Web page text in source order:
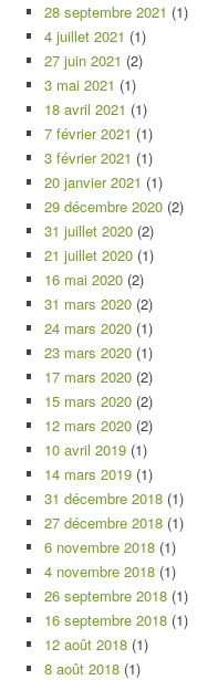
28 septembre 2021 (1)
4 juillet 2021 (1)
27 juin 2021 (2)
3 mai 2021 (1)
18 avril 2021 (1)
7 février 2021 (1)
3 février 2021 (1)
20 janvier 2021 (1)
29 décembre 2020 (2)
31 juillet 2020 (2)
21 juillet 2020 (1)
16 mai 2020 (2)
31 mars 2020 (2)
24 mars 2020 (1)
23 mars 2020 (1)
17 mars 2020 (2)
15 mars 2020 (2)
12 mars 2020 (2)
10 avril 2019 (1)
14 mars 2019 (1)
31 décembre 2018 (1)
27 décembre 2018 (1)
6 novembre 2018 (1)
4 novembre 2018 (1)
26 septembre 2018 (1)
16 septembre 2018 (1)
12 août 2018 (1)
8 août 2018 (1)